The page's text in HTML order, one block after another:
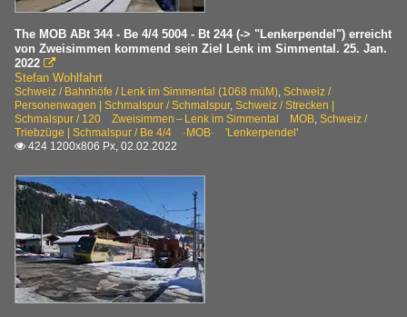
The MOB ABt 344 - Be 4/4 5004 - Bt 244 (-> "Lenkerpendel") erreicht
von Zweisimmen kommend sein Ziel Lenk im Simmental. 25. Jan.
2022 
Stefan Wohlfahrt
Schweiz / Bahnhöfe / Lenk im Simmental (1068 müM), Schweiz /
Personenwagen | Schmalspur / Schmalspur, Schweiz / Strecken |
Schmalspur / 120 Zweisimmen – Lenk im Simmental MOB, Schweiz /
Triebzüge | Schmalspur / Be 4/4 ·MOB· 'Lenkerpendel'
 424 1200x806 Px, 02.02.2022